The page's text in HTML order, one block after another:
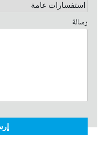
رسالة